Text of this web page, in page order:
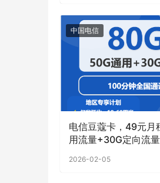
中国电信
电信豆蔻卡，49元月
用流量+30G定向流
2026-02-05